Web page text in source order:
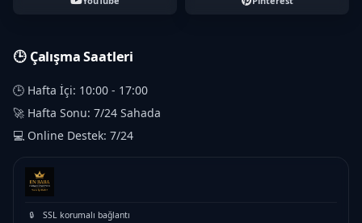
🕒 Çalışma Saatleri
🕒 Hafta İçi: 10:00 - 17:00
🚀 Hafta Sonu: 7/24 Sahada
💻 Online Destek: 7/24
🔒
SSL korumalı bağlantı